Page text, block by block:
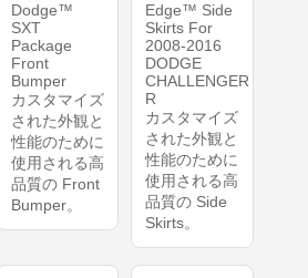
Dodge™
SXT
Package
Front
Bumper
カスタマイズ
された外観と
性能のために
使用される高
品質の Front
Bumper。
Edge™ Side
Skirts For
2008-2016
DODGE
CHALLENGER
R
カスタマイズ
された外観と
性能のために
使用される高
品質の Side
Skirts。